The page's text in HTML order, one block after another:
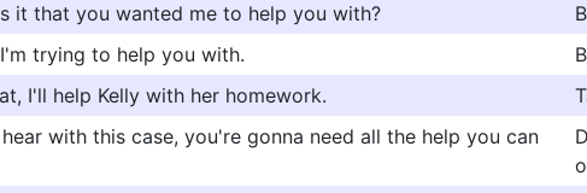
it that you wanted me to help you with?
trying to help you with.
I'll help Kelly with her homework.
with this case, you're gonna need all the help you can